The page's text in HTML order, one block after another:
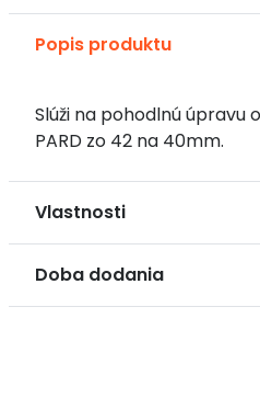
pre
PARD
40
mm
Popis produktu
Slúži na pohodlnú úpravu
PARD zo 42 na 40mm.
Vlastnosti
Doba dodania